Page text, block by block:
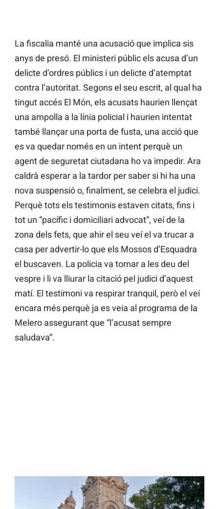
La fiscalia manté una acusació que implica sis
anys de presó. El ministeri públic els acusa d’un
delicte d’ordres públics i un delicte d’atemptat
contra l’autoritat. Segons el seu escrit, al qual ha
tingut accés El Món, els acusats haurien llençat
una ampolla a la línia policial i haurien intentat
també llançar una porta de fusta, una acció que
es va quedar només en un intent perquè un
agent de seguretat ciutadana ho va impedir. Ara
caldrà esperar a la tardor per saber si hi ha una
nova suspensió o, finalment, se celebra el judici.
Perquè tots els testimonis estaven citats, fins i
tot un “pacífic i domiciliari advocat”, veí de la
zona dels fets, que ahir el seu veí el va trucar a
casa per advertir-lo que els Mossos d’Esquadra
el buscaven. La policia va tornar a les deu del
vespre i li va lliurar la citació pel judici d’aquest
matí. El testimoni va respirar tranquil, però el veí
encara més perquè ja es veia al programa de la
Melero assegurant que “l’acusat sempre
saludava”.